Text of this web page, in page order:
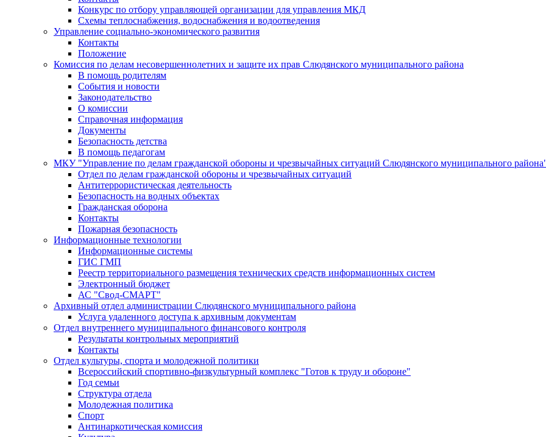
Конкурс по отбору управляющей организации для управления МКД
Схемы теплоснабжения, водоснабжения и водоотведения
Управление социально-экономического развития
Контакты
Положение
Комиссия по делам несовершеннолетних и защите их прав Слюдянского муниципального района
В помощь родителям
События и новости
Законодательство
О комиссии
Справочная информация
Документы
Безопасность детства
В помощь педагогам
МКУ "Управление по делам гражданской обороны и чрезвычайных ситуаций Слюдянского муниципального
Отдел по делам гражданской обороны и чрезвычайных ситуаций
Антитеррористическая деятельность
Безопасность на водных объектах
Гражданская оборона
Контакты
Пожарная безопасность
Информационные технологии
Информационные системы
ГИС ГМП
Реестр территориального размещения технических средств информационных систем
Электронный бюджет
АС "Свод-СМАРТ"
Архивный отдел администрации Слюдянского муниципального района
Услуга удаленного доступа к архивным документам
Отдел внутреннего муниципального финансового контроля
Результаты контрольных мероприятий
Контакты
Отдел культуры, спорта и молодежной политики
Всероссийский спортивно-физкультурный комплекс "Готов к труду и обороне"
Год семьи
Структура отдела
Молодежная политика
Спорт
Антинаркотическая комиссия